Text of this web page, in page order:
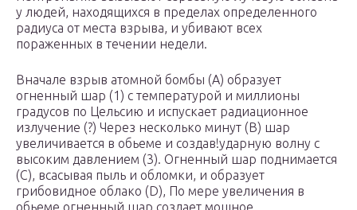
у людей, находящихся в пределах определенного
радиуса от места взрыва, и убивают всех
пораженных в течении недели.
Вначале взрыв атомной бомбы (А) образует
огненный шар (1) с температурой и миллионы
градусов по Цельсию и испускает радиационное
излучение (?) Через несколько минут (В) шар
увеличивается в обьеме и создав!ударную волну с
высоким давлением (3). Огненный шар поднимается
(С), всасывая пыль и обломки, и образует
грибовидное облако (D), По мере увеличения в
обьеме огненный шар создает мощное